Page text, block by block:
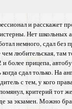
и расскажет
Нет школьных
немного, сдал
любительская, там
и более прицепа,
сдал только. На
с тем, у кого
критерий
за экзамен. Можно